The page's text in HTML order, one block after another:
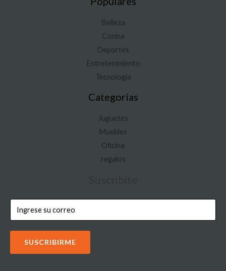
Belleza
Cocina
Deportes
Entretenimiento
Tecnología
Categorías
Juguetes
Muebles
Oficina
regalos
SUSCRIBIRME